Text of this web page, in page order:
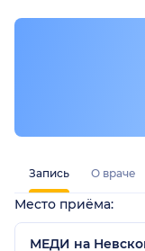
Запись О враче
Место приёма:
МЕДИ на